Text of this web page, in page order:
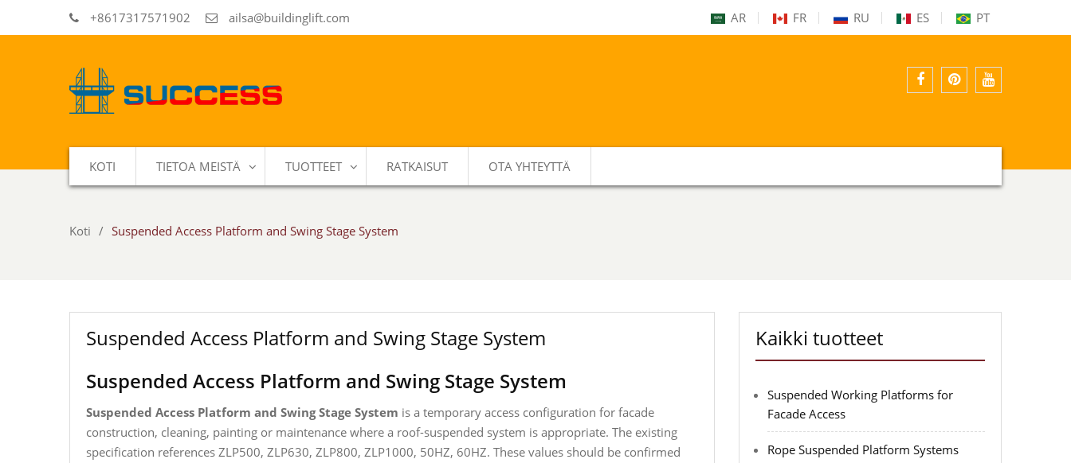
+8617317571902 ailsa@buildinglift.com AR FR RU ES PT
KOTI TIETOA MEISTÄ TUOTTEET RATKAISUT OTA YHTEYTTÄ
Koti Suspended Access Platform and Swing Stage System
Suspended Access Platform and Swing Stage System
Suspended Access Platform and Swing Stage System
Suspended Access Platform and Swing Stage System is a temporary access configuration for facade
construction, cleaning, painting or maintenance where a roof-suspended system is appropriate. The existing
specification references ZLP500, ZLP630, ZLP800, ZLP1000, 50HZ, 60HZ. These values should be confirmed
Kaikki tuotteet
Suspended Working Platforms for
Facade Access
Rope Suspended Platform Systems